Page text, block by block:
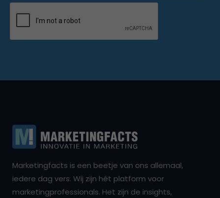
Marketingfacts is een beetje van ons allemaal,
iedere dag vers. Wij zijn hét platform voor
marketingprofessionals. Het zijn de insights,